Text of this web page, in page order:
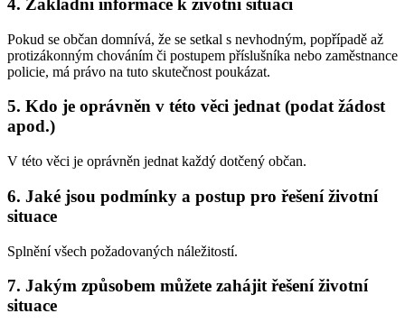
4. Základní informace k životní situaci
Pokud se občan domnívá, že se setkal s nevhodným, popřípadě až
protizákonným chováním či postupem příslušníka nebo zaměstnance
policie, má právo na tuto skutečnost poukázat.
5. Kdo je oprávněn v této věci jednat (podat žádost
apod.)
V této věci je oprávněn jednat každý dotčený občan.
6. Jaké jsou podmínky a postup pro řešení životní
situace
Splnění všech požadovaných náležitostí.
7. Jakým způsobem můžete zahájit řešení životní
situace